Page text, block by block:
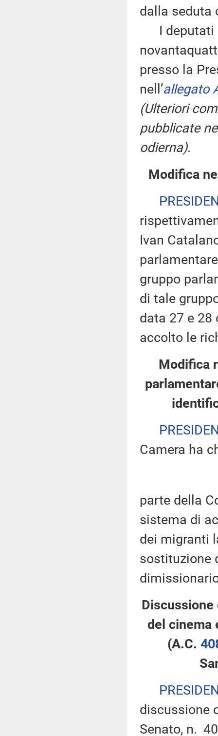
dalla seduta
I deputati
presso la
nell’allegato
(Ulteriori
pubblicate
odierna).
Modifica
Ivan
gruppo
di tale
data 27 e 28
accolto le
Modifica
Camera ha
parte della
sistema di
dei migranti
sostituzione
del cinema
(A.C.
discussione
Senato, n.